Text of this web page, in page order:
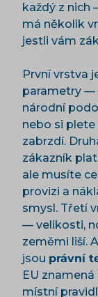
každý z nich
má několik
jestli vám
První vrstva
parametry —
národní
nebo si
zabrzdí.
zákazník
ale musíte
provizi a
smysl. Třetí
— velikosti,
zeměmi liší.
jsou právní
EU
místní